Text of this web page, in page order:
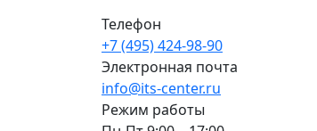
Телефон
+7 (495) 424-98-90
Электронная почта
info@its-center.ru
Режим работы